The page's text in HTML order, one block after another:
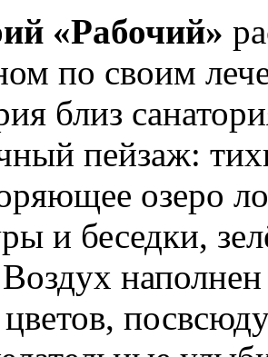
«Рабочий»
по своим
близ
пейзаж:
озеро
и беседки,